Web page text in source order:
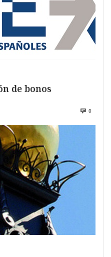
de bonos
0